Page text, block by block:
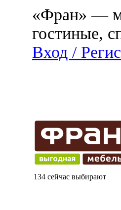
«Фран» —
гостиные,
Вход /
134 сейчас выбирают